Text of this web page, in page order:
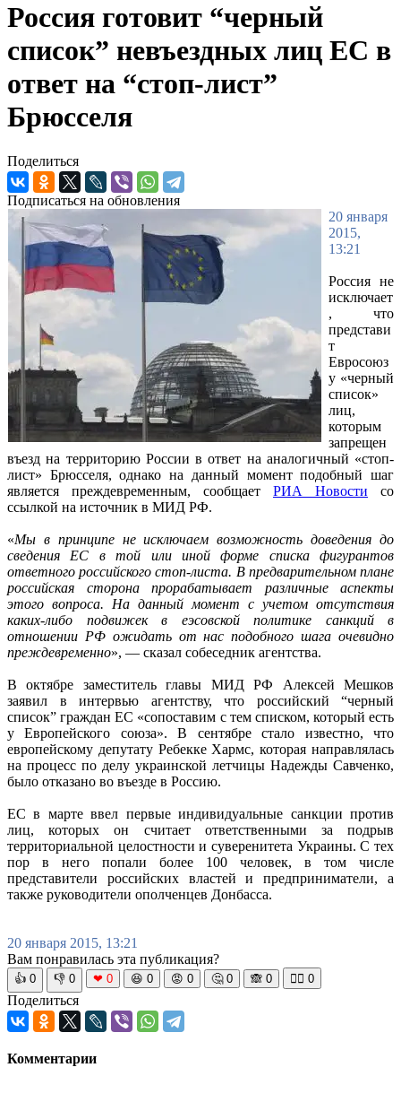
Россия готовит “черный
список” невъездных лиц ЕС в
ответ на “стоп-лист”
Брюсселя
Поделиться
Подписаться на обновления
20 января
2015,
13:21
Россия не
исключает
, что
представи
т
Евросоюз
у «черный
список»
лиц,
которым
запрещен
въезд на территорию России в ответ на аналогичный «стоп-
лист» Брюсселя, однако на данный момент подобный шаг
является преждевременным, сообщает РИА Новости со
ссылкой на источник в МИД РФ.
«Мы в принципе не исключаем возможность доведения до
сведения ЕС в той или иной форме списка фигурантов
ответного российского стоп-листа. В предварительном плане
российская сторона прорабатывает различные аспекты
этого вопроса. На данный момент с учетом отсутствия
каких-либо подвижек в еэсовской политике санкций в
отношении РФ ожидать от нас подобного шага очевидно
преждевременно», — сказал собеседник агентства.
В октябре заместитель главы МИД РФ Алексей Мешков
заявил в интервью агентству, что российский “черный
список” граждан ЕС «сопоставим с тем списком, который есть
у Европейского союза». В сентябре стало известно, что
европейскому депутату Ребекке Хармс, которая направлялась
на процесс по делу украинской летчицы Надежды Савченко,
было отказано во въезде в Россию.
ЕС в марте ввел первые индивидуальные санкции против
лиц, которых он считает ответственными за подрыв
территориальной целостности и суверенитета Украины. С тех
пор в него попали более 100 человек, в том числе
представители российских властей и предприниматели, а
также руководители ополченцев Донбасса.
20 января 2015, 13:21
Вам понравилась эта публикация?
👍 0 👎 0 ❤ 0 😆 0 😡 0 🤔 0 🙈 0 🧘‍♀️ 0
Поделиться
Комментарии